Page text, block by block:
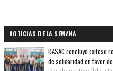
NOTICIAS DE LA SEMANA
DASAC concluye exitoso
de solidaridad en favor